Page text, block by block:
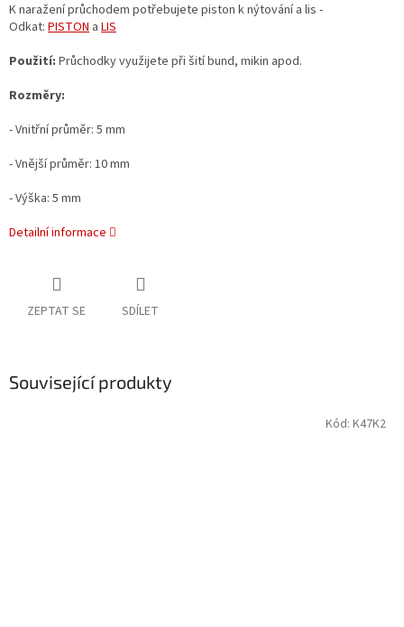
K naražení průchodem potřebujete piston k nýtování a lis -
Odkat: PISTON a LIS
Použití: Průchodky využijete při šití bund, mikin apod.
Rozměry:
- Vnitřní průměr: 5 mm
- Vnější průměr: 10 mm
- Výška: 5 mm
Detailní informace
ZEPTAT SE SDÍLET
Související produkty
Kód: K47K2